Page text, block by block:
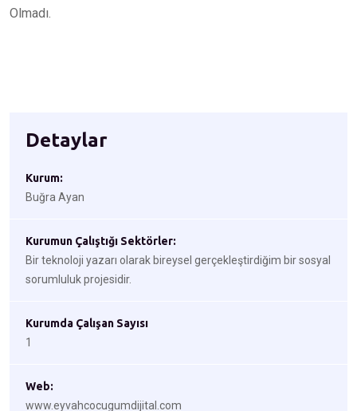
Olmadı.
Detaylar
Kurum:
Buğra Ayan
Kurumun Çalıştığı Sektörler:
Bir teknoloji yazarı olarak bireysel gerçekleştirdiğim bir sosyal
sorumluluk projesidir.
Kurumda Çalışan Sayısı
1
Web:
www.eyvahcocugumdijital.com